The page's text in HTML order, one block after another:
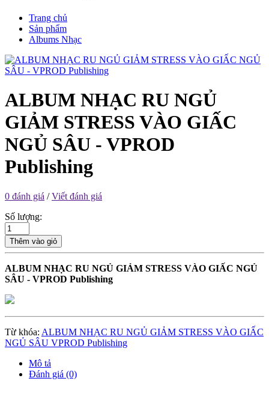
Trang chủ
Sản phẩm
Albums Nhạc
ALBUM NHẠC RU NGỦ
GIẢM STRESS VÀO GIẤC
NGỦ SÂU - VPROD
Publishing
0 đánh giá /Viết đánh giá
Số lượng:
Thêm vào giỏ
ALBUM NHẠC RU NGỦ GIẢM STRESS VÀO GIẤC NGỦ
SÂU - VPROD Publishing
Từ khóa: ALBUM NHẠC RU NGỦ GIẢM STRESS VÀO GIẤC
NGỦ SÂU VPROD Publishing
Mô tả
Đánh giá (0)